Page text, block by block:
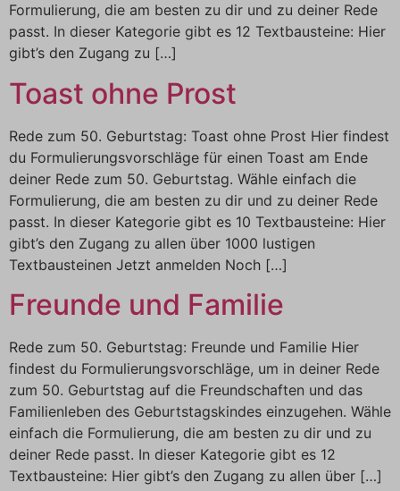
Formulierung, die am besten zu dir und zu deiner Rede
passt. In dieser Kategorie gibt es 12 Textbausteine: Hier
gibt’s den Zugang zu […]
Toast ohne Prost
Rede zum 50. Geburtstag: Toast ohne Prost Hier findest
du Formulierungsvorschläge für einen Toast am Ende
deiner Rede zum 50. Geburtstag. Wähle einfach die
Formulierung, die am besten zu dir und zu deiner Rede
passt. In dieser Kategorie gibt es 10 Textbausteine: Hier
gibt’s den Zugang zu allen über 1000 lustigen
Textbausteinen Jetzt anmelden Noch […]
Freunde und Familie
Rede zum 50. Geburtstag: Freunde und Familie Hier
findest du Formulierungsvorschläge, um in deiner Rede
zum 50. Geburtstag auf die Freundschaften und das
Familienleben des Geburtstagskindes einzugehen. Wähle
einfach die Formulierung, die am besten zu dir und zu
deiner Rede passt. In dieser Kategorie gibt es 12
Textbausteine: Hier gibt’s den Zugang zu allen über […]